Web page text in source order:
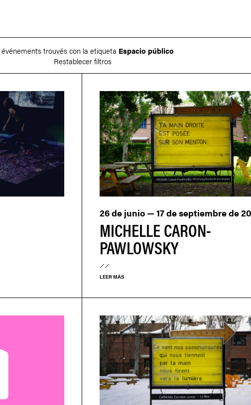
trouvés con la etiqueta Espacio público
Restablecer filtros
MICHELLE CARON-
PAWLOWSKY
26 de junio — 17 de septiembre de
LEER MÁS